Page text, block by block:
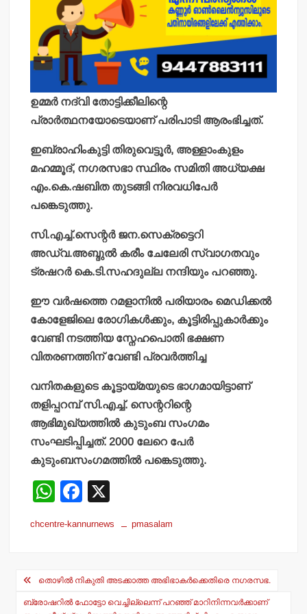
ഉമ്മര്‍ നദ്വി തോട്ടിക്കീലിന്റെ
പ്രാര്‍ത്ഥനയോടെയാണ് പരിപാടി ആരംഭിച്ചത്.
ഇബ്രാഹിംകുട്ടി തിരുവെട്ടൂര്‍, അള്ളാംകുളം
മഹമ്മൂദ്, നഗരസഭാ സ്ഥിരം സമിതി അധ്യക്ഷ
എം.കെ.ഷബിത തുടങ്ങി നിരവധിപേര്‍
പങ്കെടുത്തു.
സി.എച്ച്.സെന്റര്‍ ജന.സെക്രട്ടെറി
അഡ്വ.അബ്ദുല്‍ കരീം ചേലേരി സ്വാഗതവും
ട്രഷറര്‍ കെ.ടി.സഹദുല്ല നന്ദിയും പറഞ്ഞു.
ഈ വര്‍ഷത്തെ റമളാനില്‍ പരിയാരം മെഡിക്കല്‍
കോളേജിലെ രോഗികള്‍ക്കും, കൂട്ടിരിപ്പുകാര്‍ക്കും
വേണ്ടി നടത്തിയ സ്നേഹപൊതി ഭക്ഷണ
വിതരണത്തിന് വേണ്ടി പ്രവര്‍ത്തിച്ച
വനിതകളുടെ കൂട്ടായ്മയുടെ ഭാഗമായിട്ടാണ്
തളിപ്പറമ്പ് സി.എച്ച്. സെന്ററിന്റെ
ആഭിമുഖ്യത്തില്‍ കുടുംബ സംഗമം
സംഘടിപ്പിച്ചത്. 2000 ലേറെ പേര്‍
കുടുംബസംഗമത്തില്‍ പങ്കെടുത്തു.
W
at
A
p
F
c
b
o
chcentre-kannurnews pmasalam
Post
navigation
തൊഴില്‍ നികുതി അടക്കാത്ത അഭിഭാകര്‍ക്കെതിരെ നഗരസഭ.
ബ്രോഷറില്‍ ഫോട്ടോ വെച്ചില്ലെന്ന് പറഞ്ഞ് മാറിനിന്നവര്‍ക്കാണ്